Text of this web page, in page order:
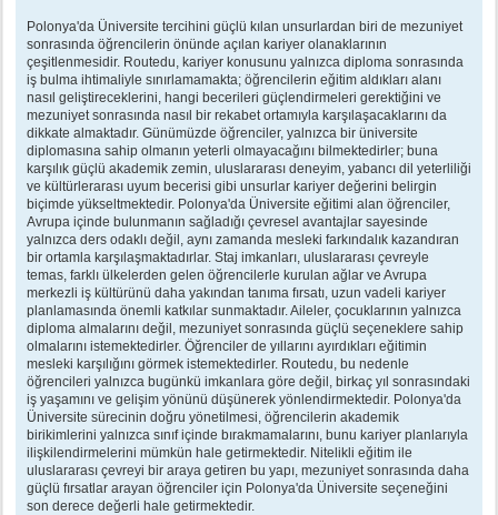
Polonya'da Üniversite tercihini güçlü kılan unsurlardan biri de mezuniyet
sonrasında öğrencilerin önünde açılan kariyer olanaklarının
çeşitlenmesidir. Routedu, kariyer konusunu yalnızca diploma sonrasında
iş bulma ihtimaliyle sınırlamamakta; öğrencilerin eğitim aldıkları alanı
nasıl geliştireceklerini, hangi becerileri güçlendirmeleri gerektiğini ve
mezuniyet sonrasında nasıl bir rekabet ortamıyla karşılaşacaklarını da
dikkate almaktadır. Günümüzde öğrenciler, yalnızca bir üniversite
diplomasına sahip olmanın yeterli olmayacağını bilmektedirler; buna
karşılık güçlü akademik zemin, uluslararası deneyim, yabancı dil yeterliliği
ve kültürlerarası uyum becerisi gibi unsurlar kariyer değerini belirgin
biçimde yükseltmektedir. Polonya'da Üniversite eğitimi alan öğrenciler,
Avrupa içinde bulunmanın sağladığı çevresel avantajlar sayesinde
yalnızca ders odaklı değil, aynı zamanda mesleki farkındalık kazandıran
bir ortamla karşılaşmaktadırlar. Staj imkanları, uluslararası çevreyle
temas, farklı ülkelerden gelen öğrencilerle kurulan ağlar ve Avrupa
merkezli iş kültürünü daha yakından tanıma fırsatı, uzun vadeli kariyer
planlamasında önemli katkılar sunmaktadır. Aileler, çocuklarının yalnızca
diploma almalarını değil, mezuniyet sonrasında güçlü seçeneklere sahip
olmalarını istemektedirler. Öğrenciler de yıllarını ayırdıkları eğitimin
mesleki karşılığını görmek istemektedirler. Routedu, bu nedenle
öğrencileri yalnızca bugünkü imkanlara göre değil, birkaç yıl sonrasındaki
iş yaşamını ve gelişim yönünü düşünerek yönlendirmektedir. Polonya'da
Üniversite sürecinin doğru yönetilmesi, öğrencilerin akademik
birikimlerini yalnızca sınıf içinde bırakmamalarını, bunu kariyer planlarıyla
ilişkilendirmelerini mümkün hale getirmektedir. Nitelikli eğitim ile
uluslararası çevreyi bir araya getiren bu yapı, mezuniyet sonrasında daha
güçlü fırsatlar arayan öğrenciler için Polonya'da Üniversite seçeneğini
son derece değerli hale getirmektedir.